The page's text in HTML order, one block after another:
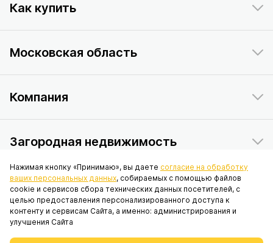
Как купить
Московская область
Компания
Загородная недвижимость
Данный интернет-сайт носит исключительно информационный
характер и ни при каких условиях не является публичной офертой,
определяемой положениями статьи 437 Гражданского кодекса
Российской Федерации. © 2026 ПАО «ИНГРАД», адрес: 119017, г.
Нажимая кнопку «Принимаю», вы даете согласие на обработку
ваших персональных данных, собираемых с помощью файлов
cookie и сервисов сбора технических данных посетителей, с
целью предоставления персонализированного доступа к
контенту и сервисам Сайта, а именно: администрирования и
улучшения Сайта